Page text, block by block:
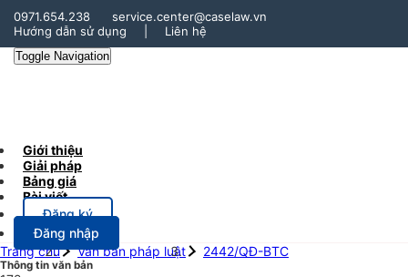
0971.654.238
service.center@caselaw.vn
Hướng dẫn sử dụng
Liên hệ
Toggle Navigation
Giới thiệu
Giải pháp
Bảng giá
Bài viết
Đăng ký
Đăng nhập
Trang chủ
Văn bản pháp luật 2442/QĐ-BTC
Thông tin văn bản